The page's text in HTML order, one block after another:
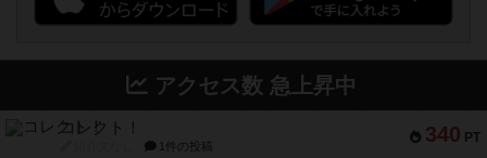
アクセス数 急上昇中
340 PT
コレクト！
1件の投稿